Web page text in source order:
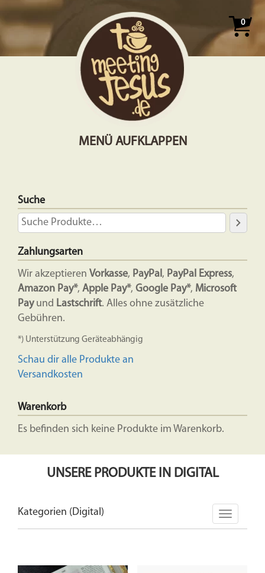
0
MENÜ AUFKLAPPEN
Suche
Zahlungsarten
Wir akzeptieren Vorkasse, PayPal, PayPal Express,
Amazon Pay*, Apple Pay*, Google Pay*, Microsoft
Payund Lastschrift. Alles ohne zusätzliche
Gebühren.
*) Unterstützung Geräteabhängig
Schau dir alle Produkte an
Versandkosten
Warenkorb
Es befinden sich keine Produkte im Warenkorb.
UNSERE PRODUKTE IN DIGITAL
Kategorien (Digital)